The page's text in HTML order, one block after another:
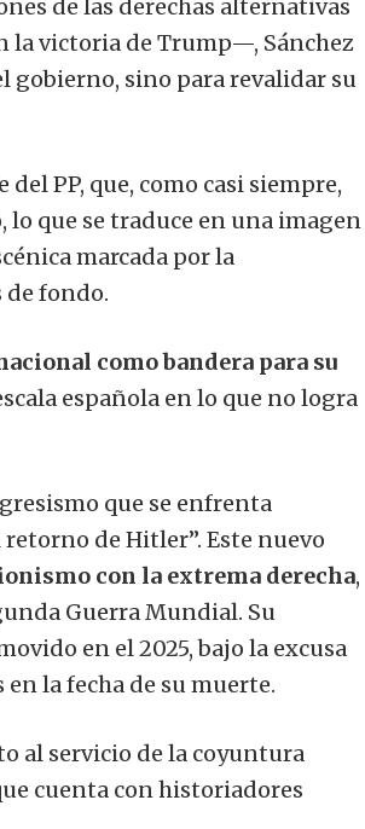
de las derechas alternativas
la victoria de Trump—, Sánchez
gobierno, sino para revalidar su
PP, que, como casi siempre,
que se traduce en una imagen
marcada por la
fondo.
como bandera para su
española en lo que no logra
que se enfrenta
de Hitler”. Este nuevo
con la extrema derecha,
Guerra Mundial. Su
en el 2025, bajo la excusa
la fecha de su muerte.
al servicio de la coyuntura
cuenta con historiadores